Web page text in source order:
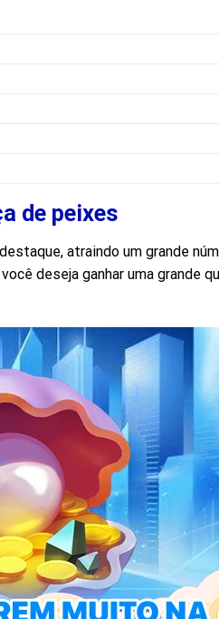
de peixes
atraindo um grande
deseja ganhar uma grande